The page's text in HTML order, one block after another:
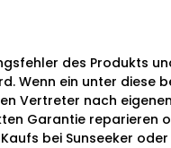
des Produkts
Wenn ein unter diese
Vertreter nach
Garantie reparieren
bei Sunseeker